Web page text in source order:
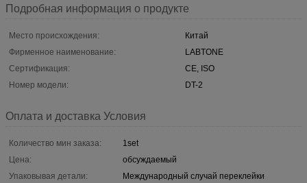
Подробная информация о продукте
Место происхождения:
Китай
Фирменное наименование:
LABTONE
Сертификация:
CE, ISO
Номер модели:
DT-2
Оплата и доставка Условия
Количество мин заказа:
1set
Цена:
обсуждаемый
Упаковывая детали:
Международный случай переклейки